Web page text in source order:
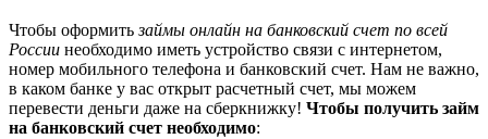
Чтобы оформитьзаймы онлайн на банковский счет по всей
России необходимо иметь устройство связи с интернетом,
номер мобильного телефона и банковский счет. Нам не важно,
в каком банке у вас открыт расчетный счет, мы можем
перевести деньги даже на сберкнижку! Чтобы получить займ
на банковский счет необходимо: